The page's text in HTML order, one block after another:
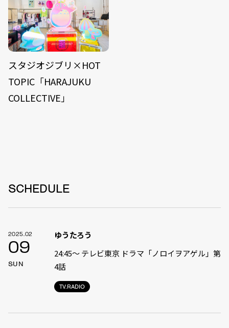
スタジオジブリ×HOT
TOPIC「HARAJUKU
COLLECTIVE」
SCHEDULE
2025.02
09
SUN
TV.RADIO
ゆうたろう
24:45〜 テレビ東京 ドラマ「ノロイヲアゲル」第
4話